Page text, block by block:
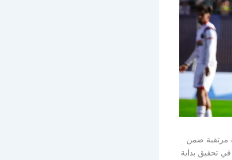
مرتقبة ضمن
تحقيق بداية